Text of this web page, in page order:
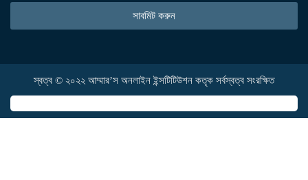
সাবমিট করুন
স্বত্ব © ২০২২ আম্মার’স অনলাইন ইন্সটিটিউশন কতৃক সর্বস্বত্ব সংরক্ষিত